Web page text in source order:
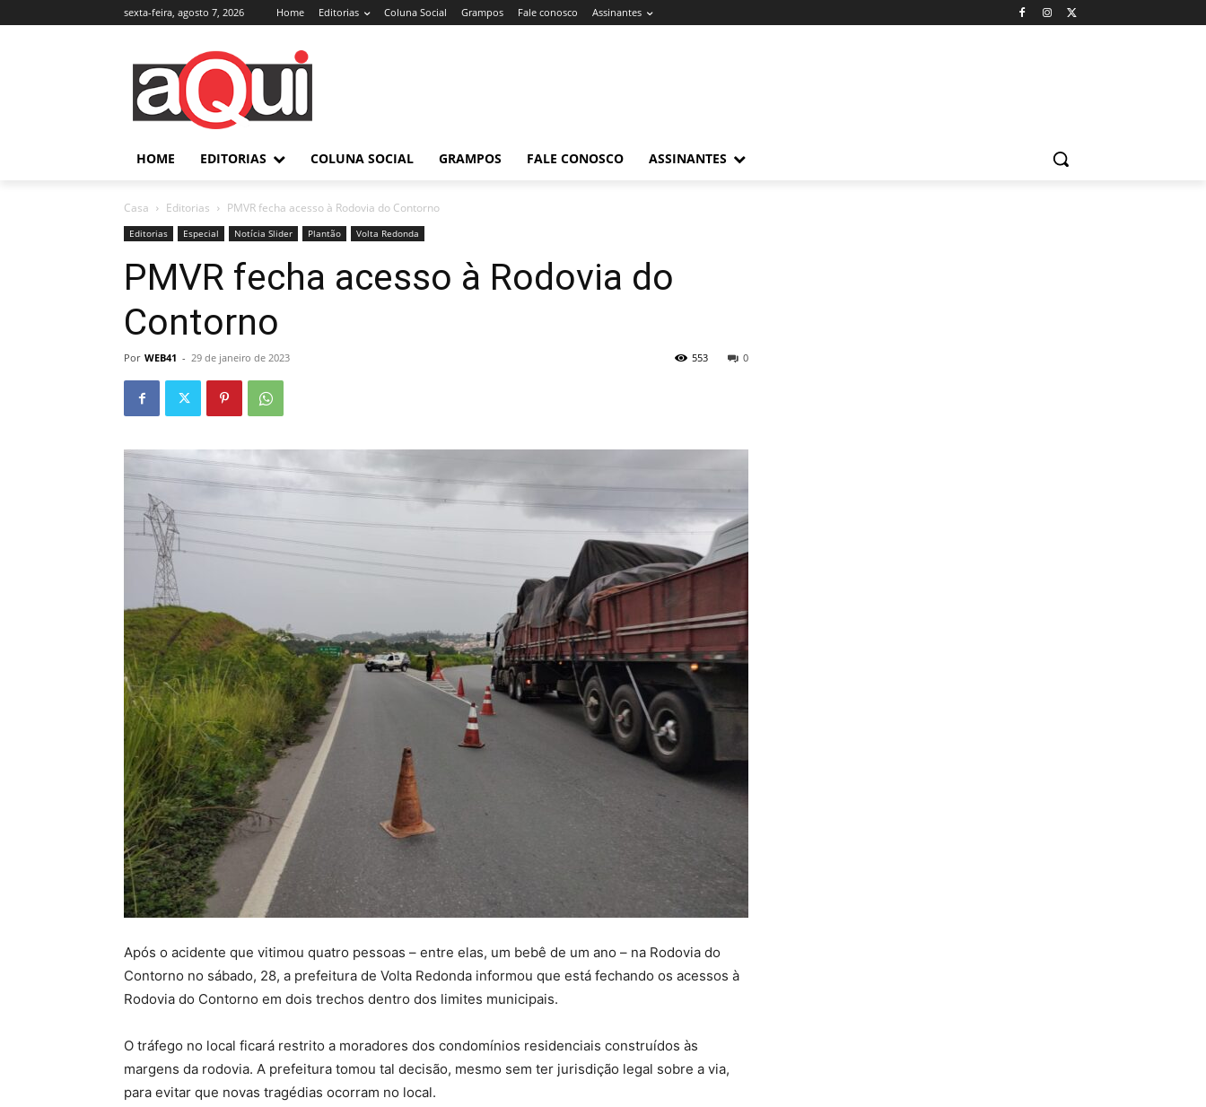
sexta-feira, agosto 7, 2026 Home Editorias Coluna Social Grampos Fale conosco Assinantes
HOME EDITORIAS COLUNA SOCIAL GRAMPOS FALE CONOSCO ASSINANTES
Casa Editorias PMVR fecha acesso à Rodovia do Contorno
Editorias Especial Notícia Slider Plantão Volta Redonda
PMVR fecha acesso à Rodovia do
Contorno
Por WEB41 - 29 de janeiro de 2023 0
553
Após o acidente que vitimou quatro pessoas – entre elas, um bebê de um ano – na Rodovia do
Contorno no sábado, 28, a prefeitura de Volta Redonda informou que está fechando os acessos à
Rodovia do Contorno em dois trechos dentro dos limites municipais.
O tráfego no local ficará restrito a moradores dos condomínios residenciais construídos às
margens da rodovia. A prefeitura tomou tal decisão, mesmo sem ter jurisdição legal sobre a via,
para evitar que novas tragédias ocorram no local.